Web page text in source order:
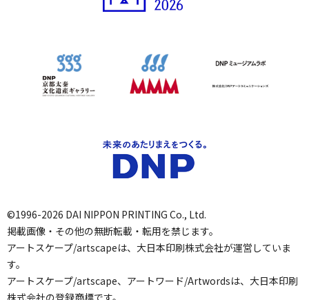
©1996-2026 DAI NIPPON PRINTING Co., Ltd.
掲載画像・その他の無断転載・転用を禁じます。
アートスケープ/artscapeは、大日本印刷株式会社が運営していま
す。
アートスケープ/artscape、アートワード/Artwordsは、大日本印刷